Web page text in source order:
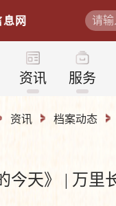
资讯
息 网
服务
资讯 档案动态
今天》 | 万里